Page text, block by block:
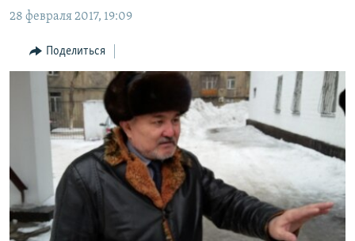
Вернутся
поиску
КЫРГЫЗЧА
ЎЗБЕКЧА
ТОҶИКӢ
TÜRKMENÇE
ПОДПИШИТЕСЬ НА НАС В СОЦСЕТЯХ
Все сайты РСЕ/РС
28 февраля 2017, 19:09
Поделиться